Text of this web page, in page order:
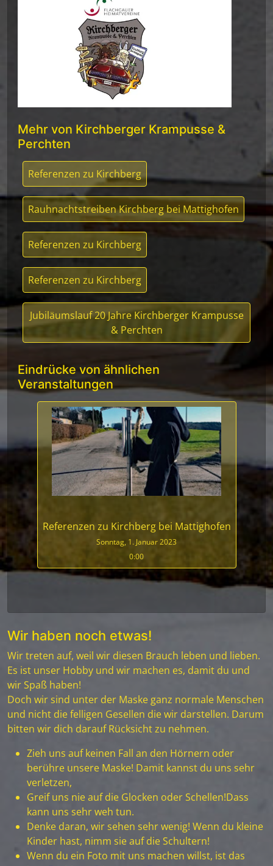
Mehr von Kirchberger Krampusse &
Perchten
Referenzen zu Kirchberg
Rauhnachtstreiben Kirchberg bei Mattighofen
Referenzen zu Kirchberg
Referenzen zu Kirchberg
Jubiläumslauf 20 Jahre Kirchberger Krampusse
& Perchten
Eindrücke von ähnlichen
Veranstaltungen
Referenzen zu Kirchberg bei Mattighofen
Sonntag, 1. Januar 2023
0:00
Wir haben noch etwas!
Wir treten auf, weil wir diesen Brauch leben und lieben.
Es ist unser Hobby und wir machen es, damit du und
wir Spaß haben!
Doch wir sind unter der Maske ganz normale Menschen
und nicht die felligen Gesellen die wir darstellen. Darum
bitten wir dich darauf Rücksicht zu nehmen.
Zieh uns auf keinen Fall an den Hörnern oder
berühre unsere Maske! Damit kannst du uns sehr
verletzen,
Greif uns nie auf die Glocken oder Schellen!Dass
kann uns sehr weh tun.
Denke daran, wir sehen sehr wenig! Wenn du kleine
Kinder hast, nimm sie auf die Schultern!
Wenn du ein Foto mit uns machen willst, ist das